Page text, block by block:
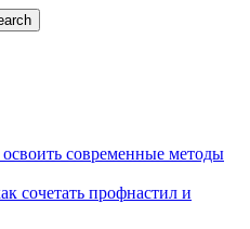
современные методы
сочетать профнастил и